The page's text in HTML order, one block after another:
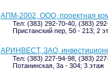
АПМ-2002, ООО, проектная
Тел: (383) 292-70-40, (383)
Пристанский пер, 5б - 213; 2
АРИНВЕСТ, ЗАО,
Тел: (383) 227-94-98, (383)
Потанинская, 3а - 304; 3 этаж